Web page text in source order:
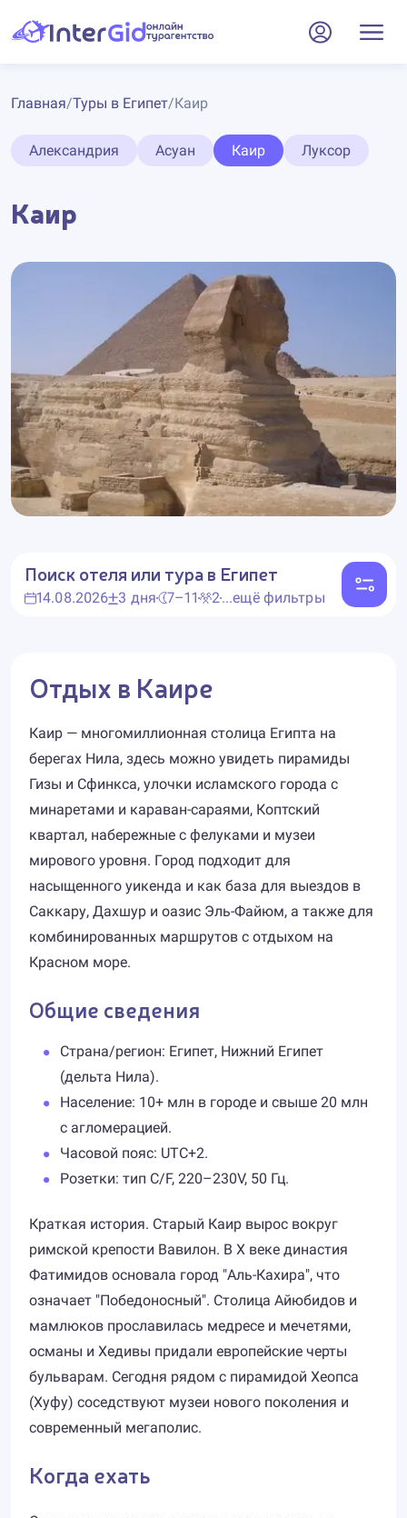
Главная/Туры в Египет/Каир
Александрия Асуан Каир Луксор
Каир
Поиск отеля или турав Египет
14.08.2026 3 дня 7–11 2...ещё фильтры
Отдых в Каире
Каир — многомиллионная столица Египта на
берегах Нила, здесь можно увидеть пирамиды
Гизы и Сфинкса, улочки исламского города с
минаретами и караван-сараями, Коптский
квартал, набережные с фелуками и музеи
мирового уровня. Город подходит для
насыщенного уикенда и как база для выездов в
Саккару, Дахшур и оазис Эль-Файюм, а также для
комбинированных маршрутов с отдыхом на
Красном море.
Общие сведения
Страна/регион: Египет, Нижний Египет
(дельта Нила).
Население: 10+ млн в городе и свыше 20 млн
с агломерацией.
Часовой пояс: UTC+2.
Розетки: тип C/F, 220–230V, 50 Гц.
Краткая история. Старый Каир вырос вокруг
римской крепости Вавилон. В X веке династия
Фатимидов основала город "Аль-Кахира", что
означает "Победоносный". Столица Айюбидов и
мамлюков прославилась медресе и мечетями,
османы и Хедивы придали европейские черты
бульварам. Сегодня рядом с пирамидой Хеопса
(Хуфу) соседствуют музеи нового поколения и
современный мегаполис.
Когда ехать